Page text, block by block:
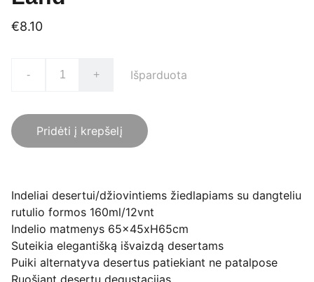
€8.10
- + Išparduota
Pridėti į krepšelį
Indeliai desertui/džiovintiems žiedlapiams su dangteliu
rutulio formos 160ml/12vnt
Indelio matmenys 65x45xH65cm
Suteikia elegantišką išvaizdą desertams
Puiki alternatyva desertus patiekiant ne patalpose
Ruošiant desertų degustacijas